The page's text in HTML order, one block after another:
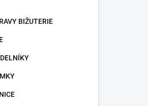
BIŽUTERIE